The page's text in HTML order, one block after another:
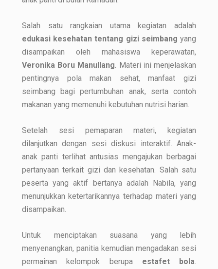
Salah satu rangkaian utama kegiatan adalah
edukasi kesehatan tentang gizi seimbang yang
disampaikan oleh mahasiswa keperawatan,
Veronika Boru Manullang . Materi ini menjelaskan
pentingnya pola makan sehat, manfaat gizi
seimbang bagi pertumbuhan anak, serta contoh
makanan yang memenuhi kebutuhan nutrisi harian.
Setelah sesi pemaparan materi, kegiatan
dilanjutkan dengan sesi diskusi interaktif. Anak-
anak panti terlihat antusias mengajukan berbagai
pertanyaan terkait gizi dan kesehatan. Salah satu
peserta yang aktif bertanya adalah Nabila, yang
menunjukkan ketertarikannya terhadap materi yang
disampaikan.
Untuk menciptakan suasana yang lebih
menyenangkan, panitia kemudian mengadakan sesi
permainan kelompok berupa estafet bola